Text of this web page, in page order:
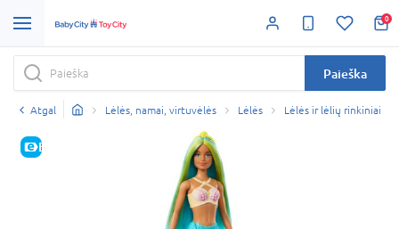
0
Paieška
Atgal Lėlės, namai, virtuvėlės Lėlės Lėlės ir lėlių rinkiniai
E-KAINA